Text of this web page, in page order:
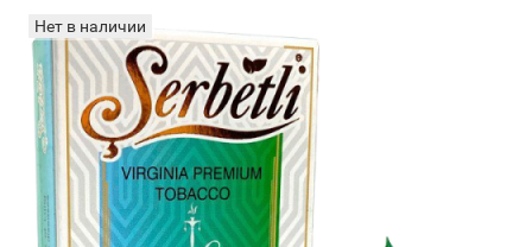
Нет в наличии